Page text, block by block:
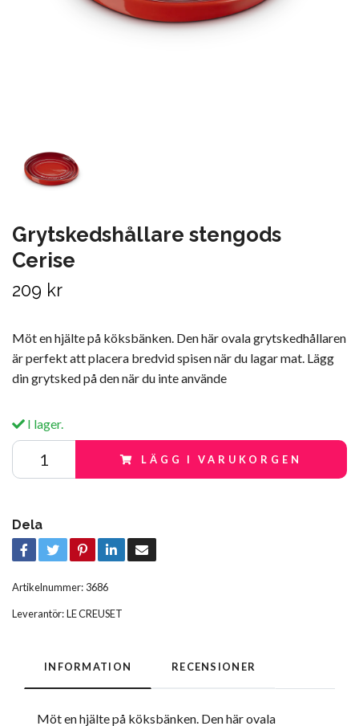
Grytskedshållare stengods
Cerise
209 kr
Möt en hjälte på köksbänken. Den här ovala grytskedhållaren
är perfekt att placera bredvid spisen när du lagar mat. Lägg
din grytsked på den när du inte använde
I lager.
LÄGG I VARUKORGEN
Dela
Artikelnummer: 3686
Leverantör:LE CREUSET
INFORMATION RECENSIONER
Möt en hjälte på köksbänken. Den här ovala